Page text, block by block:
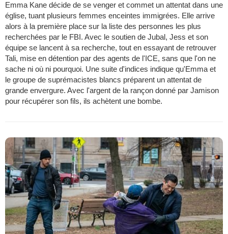
Emma Kane décide de se venger et commet un attentat dans une
église, tuant plusieurs femmes enceintes immigrées. Elle arrive
alors à la première place sur la liste des personnes les plus
recherchées par le FBI. Avec le soutien de Jubal, Jess et son
équipe se lancent à sa recherche, tout en essayant de retrouver
Tali, mise en détention par des agents de l'ICE, sans que l'on ne
sache ni où ni pourquoi. Une suite d'indices indique qu'Emma et
le groupe de suprémacistes blancs préparent un attentat de
grande envergure. Avec l'argent de la rançon donné par Jamison
pour récupérer son fils, ils achètent une bombe.